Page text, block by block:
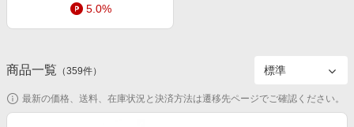
食品・スイーツ・お酒
家電・PC・スマホ・カメラ
初回購入者限定特典
新着ストアのご紹介
電子書籍特集
友達紹介
楽天IDでログイン/会員登録
5.0%
商品一覧 （359件）
最新の価格、送料、在庫状況と決済方法は遷移先ページでご確認ください。